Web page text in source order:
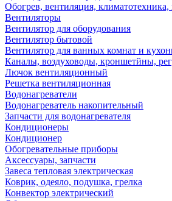
Обогрев, вентиляция,
Вентиляторы
Вентилятор для оборудования
Вентилятор бытовой
Вентилятор для ванных комнат и
Каналы, воздуховоды, кроншетйны,
Лючок вентиляционный
Решетка вентиляционная
Водонагреватели
Водонагреватель накопительный
Запчасти для водонагревателя
Кондиционеры
Кондиционер
Обогревательные приборы
Аксессуары, запчасти
Завеса тепловая электрическая
Коврик, одеяло, подушка, грелка
Конвектор электрический